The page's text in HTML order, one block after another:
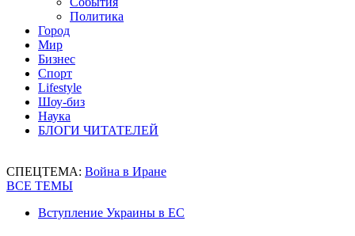
Политика
Город
Мир
Бизнес
Спорт
Lifestyle
Шоу-биз
Наука
БЛОГИ ЧИТАТЕЛЕЙ
СПЕЦТЕМА: Война в Иране
ВСЕ ТЕМЫ
Вступление Украины в ЕС